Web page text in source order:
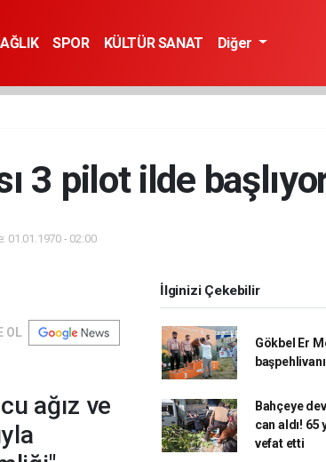
SPOR KÜLTÜR SANAT Diğer
3 pilot ilde
01.01.1970 - 02:00
OL
ağız ve
İlginizi Çekebilir
Gökbel Er
Bahçeye
can aldı! 65
vefat etti